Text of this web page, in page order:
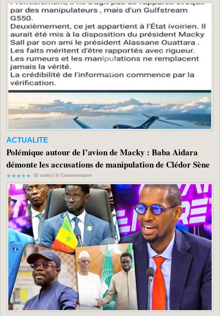
ACTUALITE
Polémique autour de l’avion de Macky : Baba Aidara
démonte les accusations de manipulation de Clédor Sène
(0 vote) | 0 Commentaire